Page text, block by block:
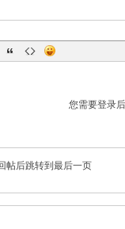
您需要登录
帖后跳转到最后一页